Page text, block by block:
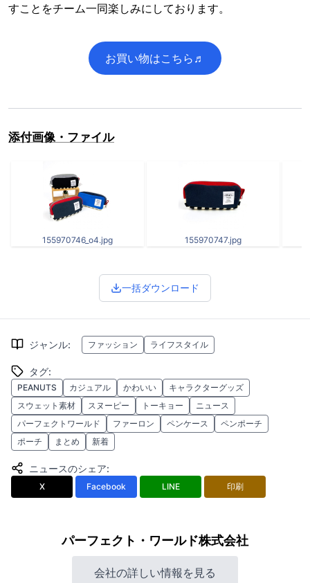
すことをチーム一同楽しみにしております。
お買い物はこちら♬
添付画像・ファイル
155970746_o4.jpg 155970747.jpg
一括ダウンロード
ジャンル: ファッション ライフスタイル
タグ:
PEANUTS カジュアル かわいい
キャラクターグッズ
スウェット素材
スヌーピー トーキョー
ニュース
パーフェクトワールド
ファーロン ペンケース
ペンポーチ
ポーチ
まとめ 新着
ニュースのシェア:
X Facebook LINE 印刷
パーフェクト・ワールド株式会社
会社の詳しい情報を見る